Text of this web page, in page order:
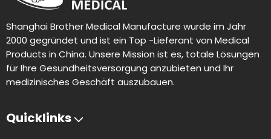
Shanghai Brother Medical Manufacture wurde im Jahr
2000 gegründet und ist ein Top -Lieferant von Medical
Products in China. Unsere Mission ist es, totale Lösungen
für Ihre Gesundheitsversorgung anzubieten und Ihr
medizinisches Geschäft auszubauen.
Quicklinks